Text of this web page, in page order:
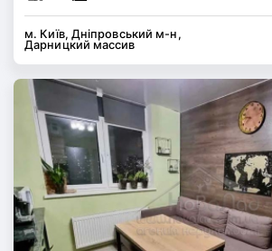
м. Київ, Дніпровський м-н,
Дарницкий массив